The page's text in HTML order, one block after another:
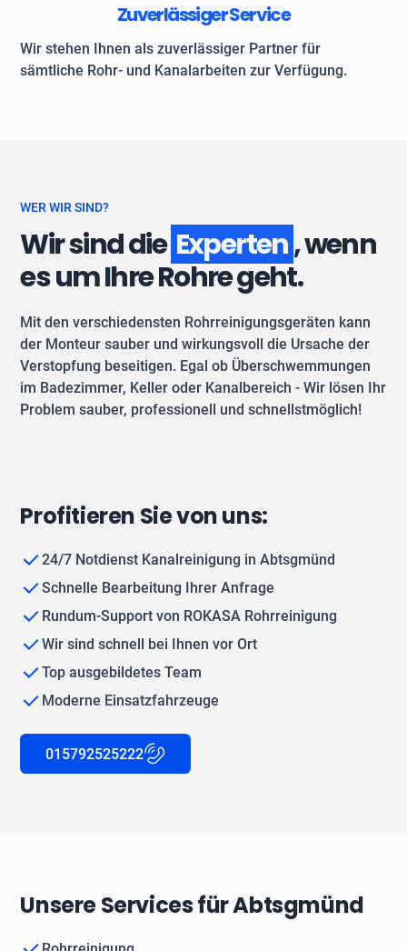
Zuverlässiger Service
Wir stehen Ihnen als zuverlässiger Partner für
sämtliche Rohr- und Kanalarbeiten zur Verfügung.
WER WIR SIND?
Wir sind die Experten, wenn
es um Ihre Rohre geht.
Mit den verschiedensten Rohrreinigungsgeräten kann
der Monteur sauber und wirkungsvoll die Ursache der
Verstopfung beseitigen. Egal ob Überschwemmungen
im Badezimmer, Keller oder Kanalbereich - Wir lösen Ihr
Problem sauber, professionell und schnellstmöglich!
Profitieren Sie von uns:
24/7 Notdienst Kanalreinigung in Abtsgmünd
Schnelle Bearbeitung Ihrer Anfrage
Rundum-Support von ROKASA Rohrreinigung
Wir sind schnell bei Ihnen vor Ort
Top ausgebildetes Team
Moderne Einsatzfahrzeuge
015792525222
Unsere Services für Abtsgmünd